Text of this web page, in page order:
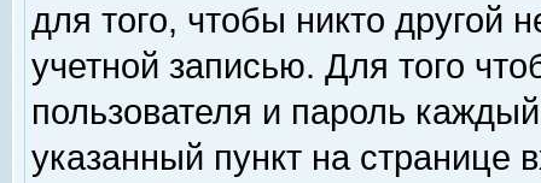
для того, чтобы никто другой
учетной записью. Для того
пользователя и пароль
указанный пункт на